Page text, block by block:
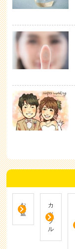
お
盆
カ
ッ
プ
ル